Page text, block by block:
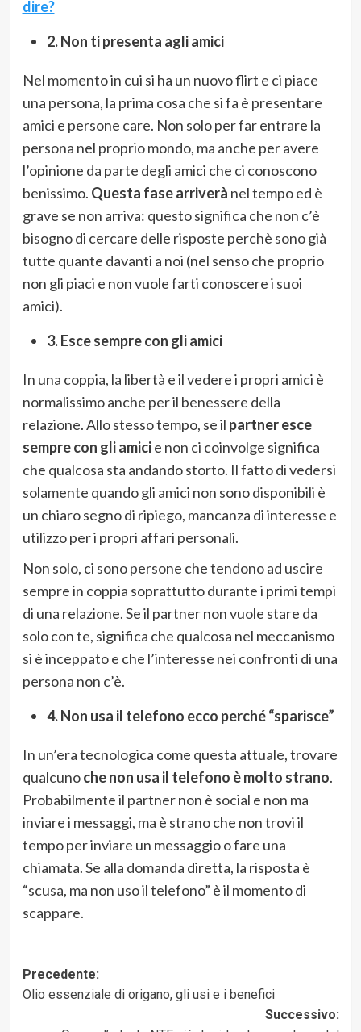
dire?
2. Non ti presenta agli amici
Nel momento in cui si ha un nuovo flirt e ci piace
una persona, la prima cosa che si fa è presentare
amici e persone care. Non solo per far entrare la
persona nel proprio mondo, ma anche per avere
l’opinione da parte degli amici che ci conoscono
benissimo. Questa fase arriverà nel tempo ed è
grave se non arriva: questo significa che non c’è
bisogno di cercare delle risposte perchè sono già
tutte quante davanti a noi (nel senso che proprio
non gli piaci e non vuole farti conoscere i suoi
amici).
3. Esce sempre con gli amici
In una coppia, la libertà e il vedere i propri amici è
normalissimo anche per il benessere della
relazione. Allo stesso tempo, se il partner esce
sempre con gli amicie non ci coinvolge significa
che qualcosa sta andando storto. Il fatto di vedersi
solamente quando gli amici non sono disponibili è
un chiaro segno di ripiego, mancanza di interesse e
utilizzo per i propri affari personali.
Non solo, ci sono persone che tendono ad uscire
sempre in coppia soprattutto durante i primi tempi
di una relazione. Se il partner non vuole stare da
solo con te, significa che qualcosa nel meccanismo
si è inceppato e che l’interesse nei confronti di una
persona non c’è.
4. Non usa il telefono ecco perché “sparisce”
In un’era tecnologica come questa attuale, trovare
qualcunoche non usa il telefono è molto strano.
Probabilmente il partner non è social e non ma
inviare i messaggi, ma è strano che non trovi il
tempo per inviare un messaggio o fare una
chiamata. Se alla domanda diretta, la risposta è
“scusa, ma non uso il telefono” è il momento di
scappare.
Navigazione
articolo
Precedente:
Olio essenziale di origano, gli usi e i benefici
Successivo: